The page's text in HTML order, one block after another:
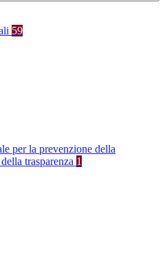
59
per la prevenzione della
trasparenza 1